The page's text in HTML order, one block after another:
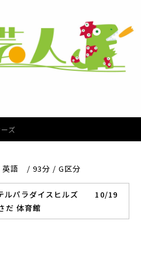
ズ
英語 / 93分 / G区分
ルパラダイスヒルズ 10/19
だ 体育館